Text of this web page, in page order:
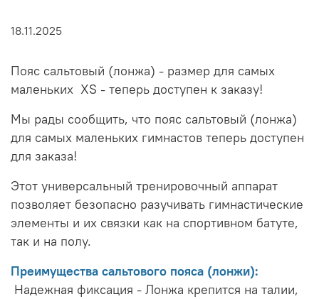
18.11.2025
Пояс сальтовый (лонжа) - размер для самых
маленьких XS - теперь доступен к заказу!
Мы рады сообщить, что пояс сальтовый (лонжа)
для самых маленьких гимнастов теперь доступен
для заказа!
Этот универсальный тренировочный аппарат
позволяет безопасно разучивать гимнастические
элементы и их связки как на спортивном батуте,
так и на полу.
Преимущества сальтового пояса (лонжи):
Надежная фиксация - Лонжа крепится на талии,